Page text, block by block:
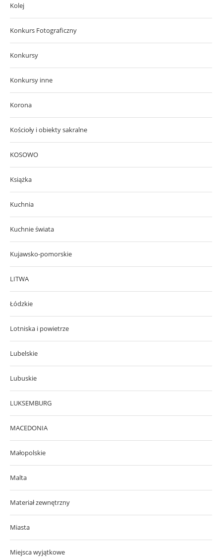
Kolej
Konkurs Fotograficzny
Konkursy
Konkursy inne
Korona
Kościoły i obiekty sakralne
KOSOWO
Książka
Kuchnia
Kuchnie świata
Kujawsko-pomorskie
LITWA
Łódzkie
Lotniska i powietrze
Lubelskie
Lubuskie
LUKSEMBURG
MACEDONIA
Małopolskie
Malta
Materiał zewnętrzny
Miasta
Miejsca wyjątkowe